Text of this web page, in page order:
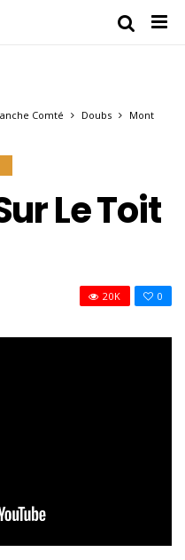
Comté Doubs
Mont
Le Toit
0
20K